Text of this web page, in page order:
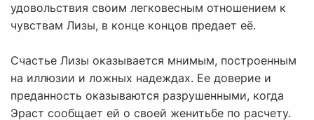
удовольствия своим легковесным отношением к
чувствам Лизы, в конце концов предает её.
Счастье Лизы оказывается мнимым, построенным
на иллюзии и ложных надеждах. Ее доверие и
преданность оказываются разрушенными, когда
Эраст сообщает ей о своей женитьбе по расчету.